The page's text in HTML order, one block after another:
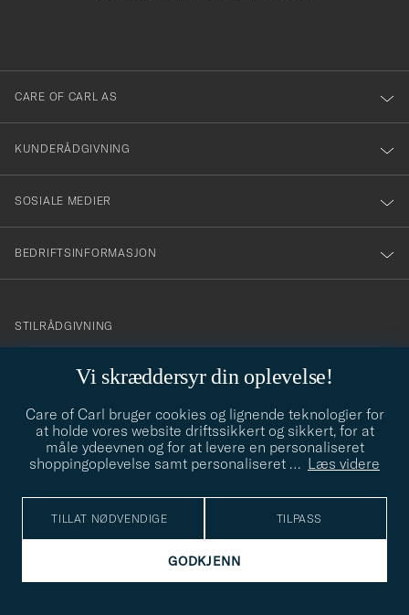
Vi skræddersyr din oplevelse!
Care of Carl bruger cookies og lignende teknologier for
at holde vores website driftssikkert og sikkert, for at
måle ydeevnen og for at levere en personaliseret
shoppingoplevelse samt personaliseret … Læs videre
TILLAT NØDVENDIGE TILPASS
GODKJENN
dig
till
vårt
nyhetsbrev!
CARE OF CARL AS
KUNDERÅDGIVNING
SOSIALE MEDIER
BEDRIFTSINFORMASJON
info@careofcarl.no
STILRÅDGIVNING
STILRÅDGIVNING
© Care of Carl 2026